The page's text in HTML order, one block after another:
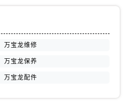
万宝龙维修
万宝龙保养
万宝龙配件